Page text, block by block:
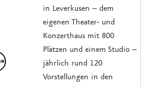
in Leverkusen – dem
eigenen Theater- und
Konzerthaus mit 800
Plätzen und einem Studio –
jährlich rund 120
Vorstellungen in den